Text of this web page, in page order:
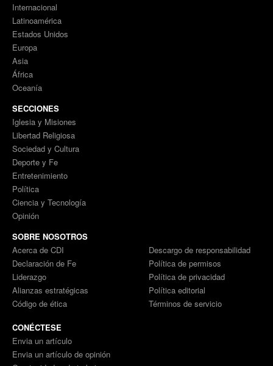
Internacional
Latinoamérica
Estados Unidos
Europa
Asia
África
Oceanía
SECCIONES
Iglesia y Misiones
Libertad Religiosa
Sociedad y Cultura
Deporte y Fe
Entretenimiento
Política
Ciencia y Tecnología
Opinión
SOBRE NOSOTROS
Acerca de CDI
Declaración de Fe
Liderazgo
Alianzas estratégicas
Código de ética
Descargo de responsabilidad
Política de permisos
Política de privacidad
Política editorial
Términos de servicio
CONÉCTESE
Envia un artículo
Envia un artículo de opinión